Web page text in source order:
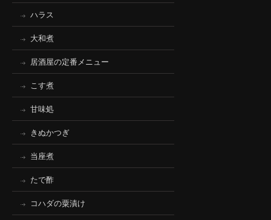
ハラス
大和煮
居酒屋の定番メニュー
こす煮
甘味処
きぬかつぎ
当座煮
たで酢
コハダの粟漬け